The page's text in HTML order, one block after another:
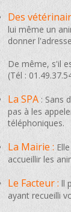
Des
lui même un
donner
De même, s'il
(Tél :
La SPA : Sans
pas à les
téléphoniques.
La Mairie :
accueillir les
Le Facteur : ll
ayant recueilli